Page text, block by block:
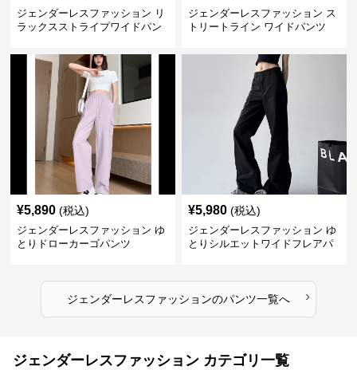
ジェンダーレスファッション リ
ラックスストライプワイドパン
ジェンダーレスファッション ス
トリートライン ワイドパンツ
¥5,890 (税込)
ジェンダーレスファッション ゆ
とりドローカーゴパンツ
¥5,980 (税込)
ジェンダーレスファッション ゆ
とりシルエットワイドフレアパ
ジェンダーレスファッションのパンツ一覧へ ›
ジェンダーレスファッション カテゴリ一覧